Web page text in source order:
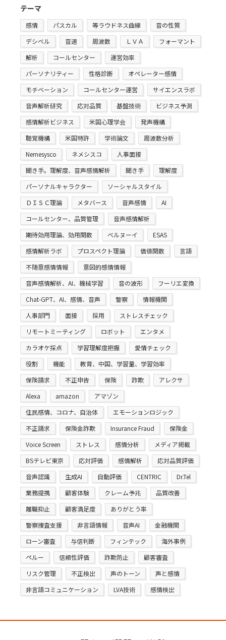
テーマ
感情 パスカル 等ラウドネス曲線
音の性質
デシベル
音速 周波数 ＬＶＡ
フォーマント
解析
コールセンター
運営効率
パーソナリティー
性格診断
オペレーター感情
モチベーション
コールセンター運営
サイエンスラボ
音声解析研究
応対品質 基盤技術
ビジネス予測
感情解析ビジネス
米国心理学会
発声機構
聴覚機構
米国特許 学術論文
周波数分析
Nemesysco
ネメシスコ
人事面接
聞き手。理解度、音声感情解析
聞き手
理解度
パーソナルキャラクター
ソーシャルスタイル
ＤＩＳＣ理論
メタバース 音声感情
AI
コールセンター、品質管理
音声感情解析
期待効用理論、効用関数
ベルヌーイ
ESAS
感情解析ラボ
プロスペクト理論 価値関数
言語
不随意感情情報
意図的感情情報
音声感情解析、AI、機械学習
音の波形
フーリエ変換
Chat-GPT、AI、感情、音声
警察
情報機関
人事部門
面接 採用
ストレスチェック
リモートミーティング
ロボット
エンタメ
カラオケ採点
学習理解度把握
愛情チェック
役割
機能
教育、中国、学習量、学習効率
保険請求
不正申告 保険 詐欺
アレクサ
Alexa
amazon
アマゾン
住民感情、コロナ、自治体
エモーションロジック
不正請求
保険金詐欺 Insurance Fraud
保険金
Voice Screen
ストレス 感情分析
メディア掲載
BSテレビ東京
応対評価 感情解析
応対品質評価
音声認識
生成AI 自動評価 CENTRIC
Dr.Tel
業務提携
顧客体験 クレーム予兆
品質改善
離職抑止
顧客満足度
ありがとう率
警察捜査支援
非言語情報 音声AI
金融機関
ローン審査
与信判断 フィンテック
海外事例
ペルー
信頼性評価 詐欺防止
顧客審査
リスク管理
不正検出 声のトーン
声と感情
非言語コミュニケーション
LVA技術 感情検出